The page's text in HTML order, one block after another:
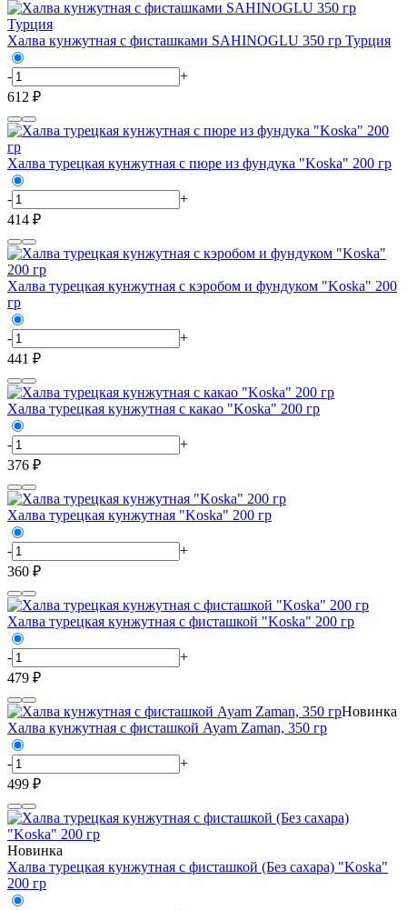
Халва кунжутная с фисташками SAHINOGLU 350 гр Турция
-
+
612 ₽
Халва турецкая кунжутная с пюре из фундука "Koska" 200 гр
-
+
414 ₽
Халва турецкая кунжутная с кэробом и фундуком "Koska" 200
гр
-
+
441 ₽
Халва турецкая кунжутная с какао "Koska" 200 гр
-
+
376 ₽
Халва турецкая кунжутная "Koska" 200 гр
-
+
360 ₽
Халва турецкая кунжутная с фисташкой "Koska" 200 гр
-
+
479 ₽
Новинка
Халва кунжутная с фисташкой Ayam Zaman, 350 гр
-
+
499 ₽
Новинка
Халва турецкая кунжутная с фисташкой (Без сахара) "Koska"
200 гр